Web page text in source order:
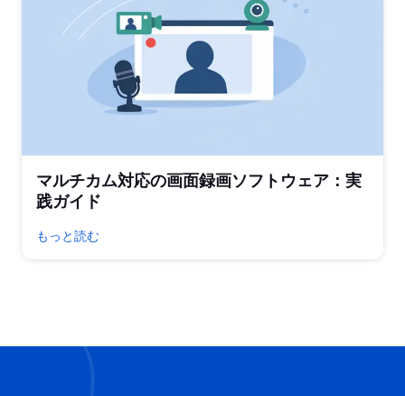
マルチカム対応の画面録画ソフトウェア：実
践ガイド
もっと読む